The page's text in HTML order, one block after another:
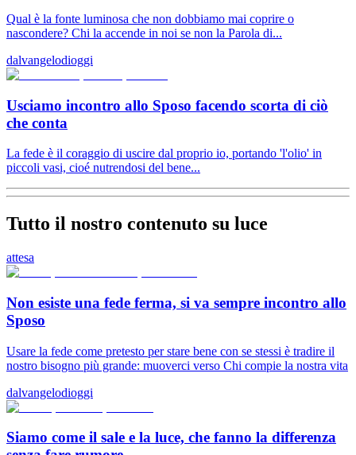
Qual è la fonte luminosa che non dobbiamo mai coprire o
nascondere? Chi la accende in noi se non la Parola di...
dalvangelodioggi
Usciamo incontro allo Sposo facendo scorta di ciò
che conta
La fede è il coraggio di uscire dal proprio io, portando 'l'olio' in
piccoli vasi, cioé nutrendosi del bene...
Tutto il nostro contenuto su luce
attesa
Non esiste una fede ferma, si va sempre incontro allo
Sposo
Usare la fede come pretesto per stare bene con se stessi è tradire il
nostro bisogno più grande: muoverci verso Chi compie la nostra vita
dalvangelodioggi
Siamo come il sale e la luce, che fanno la differenza